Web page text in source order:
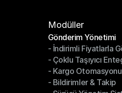
Modüller
Gönderim Yönetimi
Gönderim Yönetimi
- İndirimli Fiyatlarla
- İndirimli Fiyatlarla
- Çoklu Taşıyıcı
- Çoklu Taşıyıcı
- Kargo Otomasyonu
- Kargo Otomasyonu
- Bildirimler & Takip